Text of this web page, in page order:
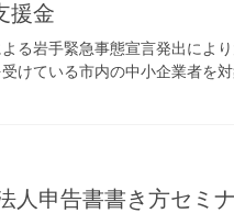
援金
る岩手緊急事態宣言発出によ
受けている市内の中小企業者
人申告書書き方セミ